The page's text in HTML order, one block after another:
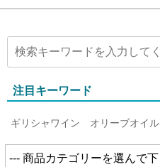
注目キーワード
ギリシャワイン オリーブオイル